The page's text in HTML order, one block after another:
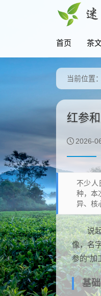
首页 茶
当前位置：
红参
2026-
不少人
种，本
异、核
说
像，名
参的“加
基